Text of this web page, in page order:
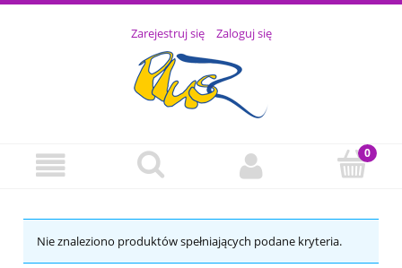
Zarejestruj się Zaloguj się
Nie znaleziono produktów spełniających podane kryteria.